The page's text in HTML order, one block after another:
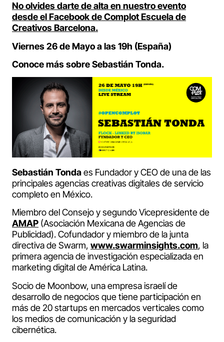
No olvides darte de alta en nuestro evento
desde el Facebook de Complot Escuela de
Creativos Barcelona.
Viernes 26 de Mayo a las 19h (España)
Conoce más sobre Sebastián Tonda.
Sebastián Tondaes Fundador y CEO de una de las
principales agencias creativas digitales de servicio
completo en México.
Miembro del Consejo y segundo Vicepresidente de
AMAP (Asociación Mexicana de Agencias de
Publicidad). Cofundador y miembro de la junta
directiva de Swarm, www.swarminsights.com, la
primera agencia de investigación especializada en
marketing digital de América Latina.
Socio de Moonbow, una empresa israelí de
desarrollo de negocios que tiene participación en
más de 20 startups en mercados verticales como
los medios de comunicación y la seguridad
cibernética.